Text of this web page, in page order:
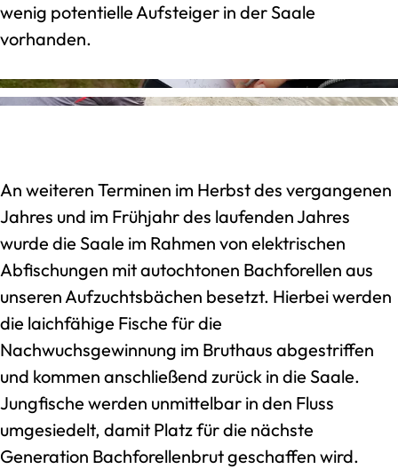
wenig potentielle Aufsteiger in der Saale
vorhanden.
An weiteren Terminen im Herbst des vergangenen
Jahres und im Frühjahr des laufenden Jahres
wurde die Saale im Rahmen von elektrischen
Abfischungen mit autochtonen Bachforellen aus
unseren Aufzuchtsbächen besetzt. Hierbei werden
die laichfähige Fische für die
Nachwuchsgewinnung im Bruthaus abgestriffen
und kommen anschließend zurück in die Saale.
Jungfische werden unmittelbar in den Fluss
umgesiedelt, damit Platz für die nächste
Generation Bachforellenbrut geschaffen wird.